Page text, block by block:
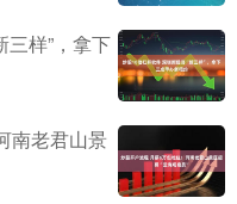
三样”，拿下
南老君山景